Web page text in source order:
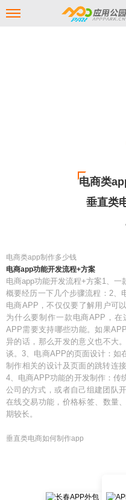
电商类
垂直类
电商类app制作多少钱
电商app功能开发流程+方案
电商app功能开发流程+方案1、
概要经历一下几个步骤流程：2、
电商APP，不仅仅要了解用户可
为什么要制作一款电商APP，在
APP需要支持哪些功能。如果
异的话，那么开发的意义也不大
谈。3、电商APP的页面设计：如
制作相关的设计及页面的跳转连
4、电商APP功能的开发制作：传
公司的方式，或者自己组建团队
在线交易功能，价格标签、数量
期较长。
垂直类电商如何制作app